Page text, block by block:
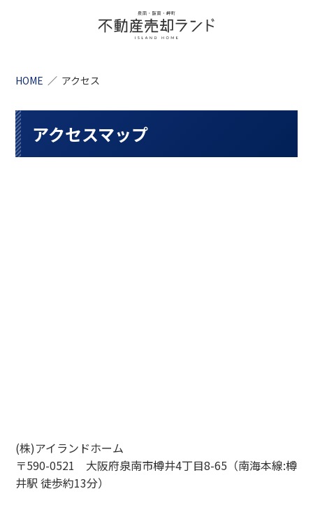
HOME アクセス
アクセスマップ
(株)アイランドホーム
〒590-0521 大阪府泉南市樽井4丁目8-65（南海本線:樽
井駅 徒歩約13分）